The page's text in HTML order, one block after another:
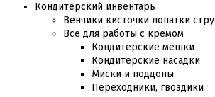
Кондитерский инвентарь
Венчики кисточки лопатки
Все для работы с кремом
Кондитерские мешки
Кондитерские насадки
Миски и поддоны
Переходники, гвоздики